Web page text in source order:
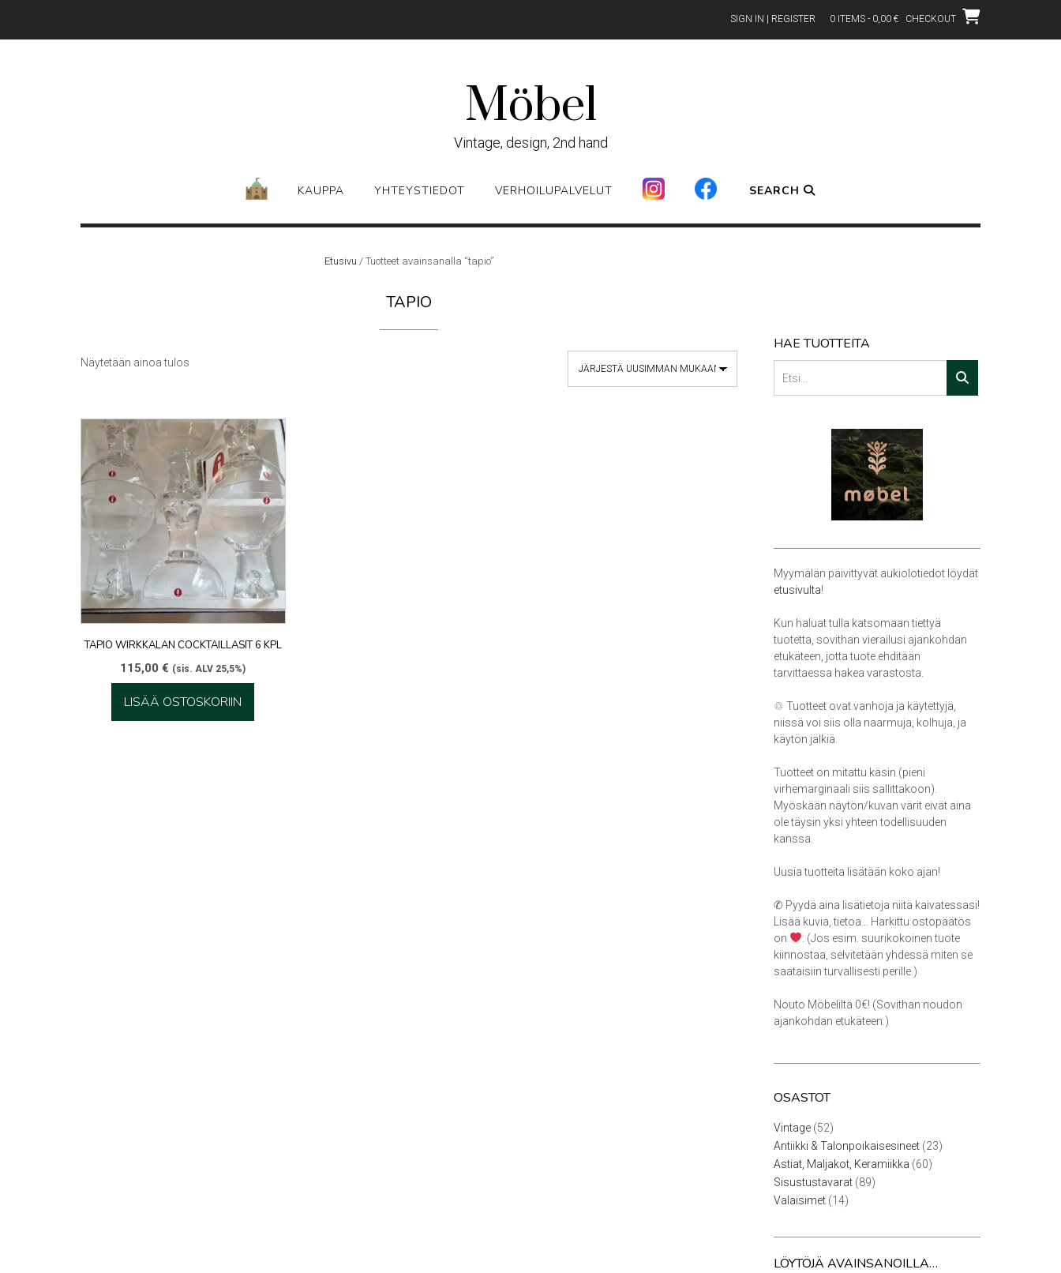
content
SIGN IN | REGISTER 0 ITEMS - 0,00 € CHECKOUT
Möbel
Vintage, design, 2nd hand
KAUPPA YHTEYSTIEDOT VERHOILUPALVELUT SEARCH
Etusivu / Tuotteet avainsanalla “tapio”
TAPIO
Näytetään ainoa tulos
TAPIO WIRKKALAN COCKTAILLASIT 6 KPL
115,00€ (sis. ALV 25,5%)
LISÄÄ OSTOSKORIIN
HAE TUOTTEITA
Myymälän päivittyvät aukiolotiedot löydät
etusivulta!
Kun haluat tulla katsomaan tiettyä
tuotetta, sovithan vierailusi ajankohdan
etukäteen, jotta tuote ehditään
tarvittaessa hakea varastosta.
♲ Tuotteet ovat vanhoja ja käytettyjä,
niissä voi siis olla naarmuja, kolhuja, ja
käytön jälkiä.
Tuotteet on mitattu käsin (pieni
virhemarginaali siis sallittakoon).
Myöskään näytön/kuvan värit eivät aina
ole täysin yksi yhteen todellisuuden
kanssa.
Uusia tuotteita lisätään koko ajan!
✆ Pyydä aina lisätietoja niitä kaivatessasi!
Lisää kuvia, tietoa… Harkittu ostopäätös
on
. (Jos esim. suurikokoinen tuote
kiinnostaa, selvitetään yhdessä miten se
saataisiin turvallisesti perille.)
Nouto Möbeliltä 0€! (Sovithan noudon
ajankohdan etukäteen.)
OSASTOT
Vintage 5252
tuotetta
Antiikki & Talonpoikaisesineet 2323
Astiat, Maljakot, Keramiikka 6060
Sisustustavarat 8989
Valaisimet 1414
LÖYTÖJÄ AVAINSANOILLA…